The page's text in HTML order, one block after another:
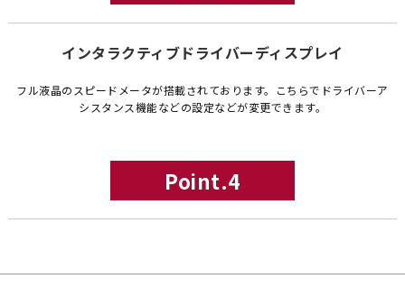
インタラクティブドライバーディスプレイ
フル液晶のスピードメータが搭載されております。こちらでドライバーア
シスタンス機能などの設定などが変更できます。
Point.4